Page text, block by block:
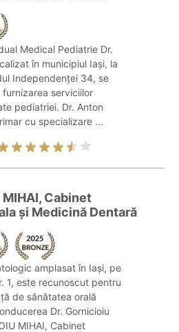
Medical Pediatrie Dr.
în municipiul Iași, la
Independenței 34, se
serviciilor
pediatriei. Dr. Anton
cu specializare ...
MIHAI, Cabinet
şi Medicină Dentară
amplasat în Iași, pe
1, este recunoscut pentru
de sănătatea orală
Dr. Gornicioiu
MIHAI, Cabinet